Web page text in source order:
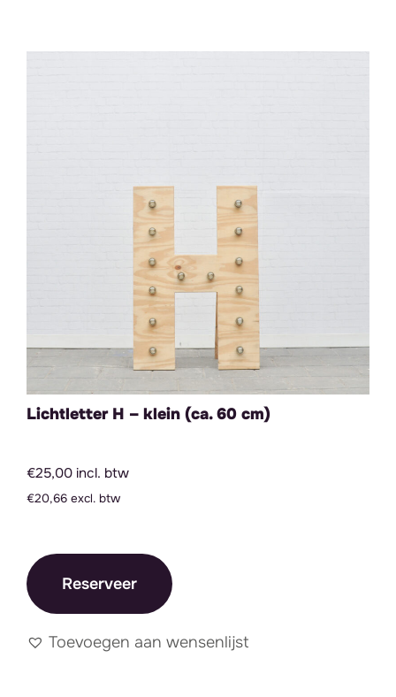
Lichtletter H – klein (ca. 60 cm)
€25,00 incl. btw
€20,66 excl. btw
Reserveer
Toevoegen aan wensenlijst